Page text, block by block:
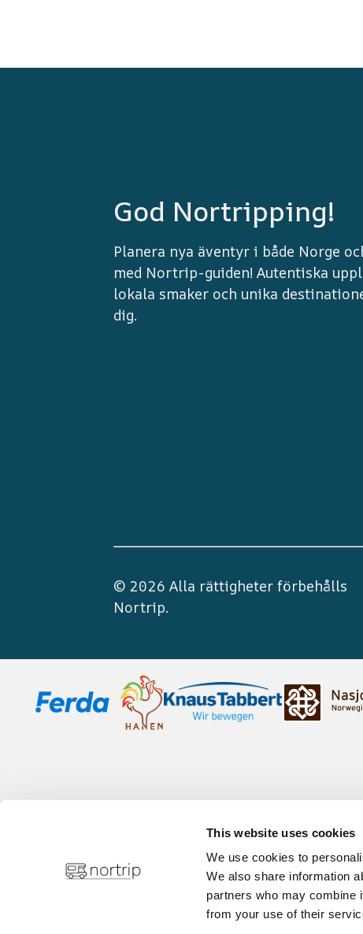
This website uses cookies
We use cookies to
We also share information
partners who may combine
from your use of their
God Nortripping!
Planera nya äventyr i både Norge
med Nortrip-guiden! Autentiska
lokala smaker och unika
dig.
© 2026 Alla rättigheter förbehålls
Nortrip.
IntegritetspolicyCookies för